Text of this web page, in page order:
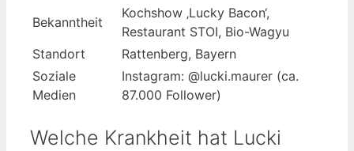
Bekanntheit
Kochshow ‚Lucky Bacon‘,
Restaurant STOI, Bio-Wagyu
Standort
Rattenberg, Bayern
Soziale
Medien
Instagram: @lucki.maurer (ca.
87.000 Follower)
Welche Krankheit hat Lucki